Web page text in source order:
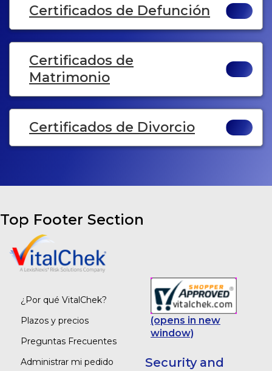
Certificados de Defunción
Certificados de
Matrimonio
Certificados de Divorcio
Top Footer Section
¿Por qué VitalChek?
Plazos y precios
Preguntas Frecuentes
Administrar mi pedido
(opens in new
window)
Security and